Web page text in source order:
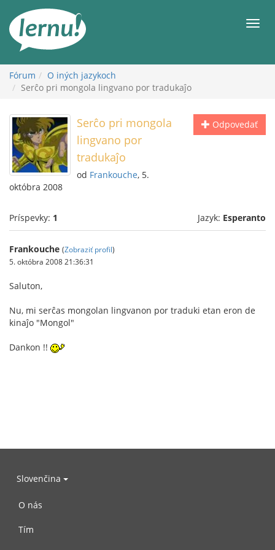
obsah
Fórum
O iných jazykoch
Serĉo pri mongola lingvano por tradukaĵo
Odpovedať
Serĉo pri mongola
lingvano por
tradukaĵo
od Frankouche, 5.
októbra 2008
Príspevky: 1 Jazyk: Esperanto
Frankouche (Zobraziť profil)
5. októbra 2008 21:36:31
Saluton,
Nu, mi serĉas mongolan lingvanon por traduki etan eron de
kinaĵo "Mongol"
Dankon !!
Slovenčina
O nás
Tím